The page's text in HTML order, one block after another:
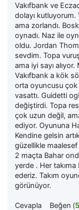
Vakıfbank ve
dolayı kutluyorum.
ama zorlandı.
oynadı. Naz ile
oldu. Jordan
sevdim. Topa
ama iyi sayı
Vakıfbank a kök
orta oyuncusu çok
vasattı. Guidetti
değiştirdi. Topa
çok uzun değil,
ediyor. Oyununa
Kendine gelsin
güzellikle maalesef
2 maçta Bahar
yerde . Her
ederiz. Takım
görünüyor.
Cevapla Beğen (5